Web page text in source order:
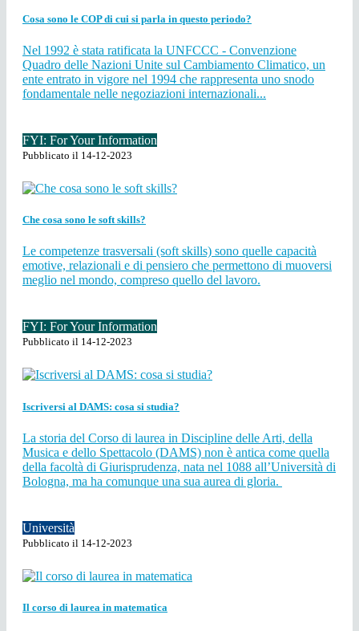
Cosa sono le COP di cui si parla in questo periodo?
Nel 1992 è stata ratificata la UNFCCC - Convenzione
Quadro delle Nazioni Unite sul Cambiamento Climatico, un
ente entrato in vigore nel 1994 che rappresenta uno snodo
fondamentale nelle negoziazioni internazionali...
FYI: For Your Information
Pubblicato il 14-12-2023
Che cosa sono le soft skills?
Le competenze trasversali (soft skills) sono quelle capacità
emotive, relazionali e di pensiero che permettono di muoversi
meglio nel mondo, compreso quello del lavoro.
FYI: For Your Information
Pubblicato il 14-12-2023
Iscriversi al DAMS: cosa si studia?
La storia del Corso di laurea in Discipline delle Arti, della
Musica e dello Spettacolo (DAMS) non è antica come quella
della facoltà di Giurisprudenza, nata nel 1088 all’Università di
Bologna, ma ha comunque una sua aurea di gloria.
Università
Pubblicato il 14-12-2023
Il corso di laurea in matematica